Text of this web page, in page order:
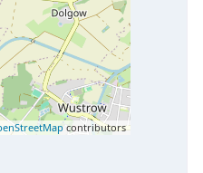
contributors